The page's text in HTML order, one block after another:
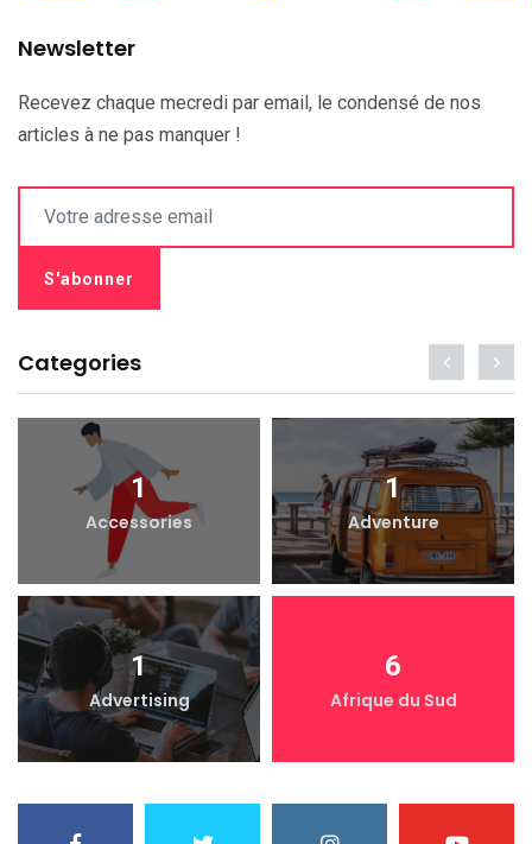
Newsletter
Recevez chaque mecredi par email, le condensé de nos
articles à ne pas manquer !
Categories
1
Accessories
1
Adventure
1
Advertising
6
Afrique du Sud